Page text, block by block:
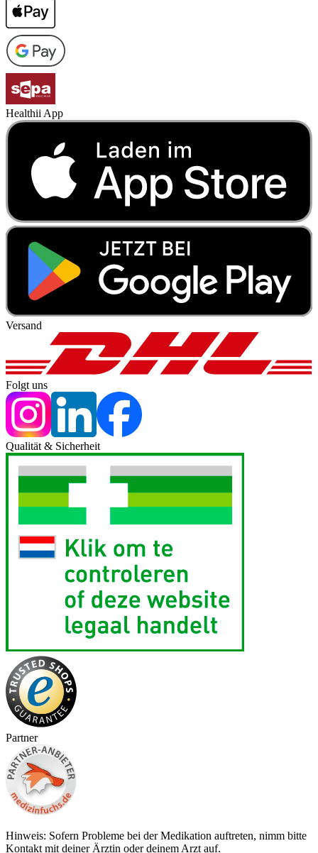
Healthii App
Versand
Folgt uns
Qualität & Sicherheit
Partner
Hinweis: Sofern Probleme bei der Medikation auftreten, nimm bitte
Kontakt mit deiner Ärztin oder deinem Arzt auf.